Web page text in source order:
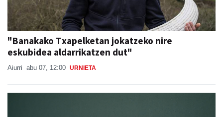
"Banakako Txapelketan jokatzeko nire
eskubidea aldarrikatzen dut"
Aiurri abu 07, 12:00 URNIETA